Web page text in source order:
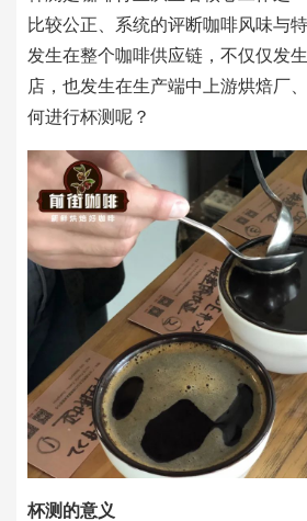
比较公正、系统的评断咖啡风味与
发生在整个咖啡供应链，不仅仅发
店，也发生在生产端中上游烘焙厂
何进行杯测呢？
杯测的意义